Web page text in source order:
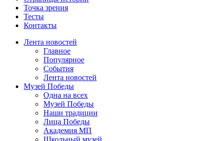
Точка зрения
Тесты
Контакты
Лента новостей
Главное
Популярное
События
Лента новостей
Музей Победы
Одна на всех
Музей Победы
Наши традиции
Лица Победы
Академия МП
Школьный музей